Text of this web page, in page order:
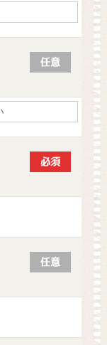
任意
必須
任意